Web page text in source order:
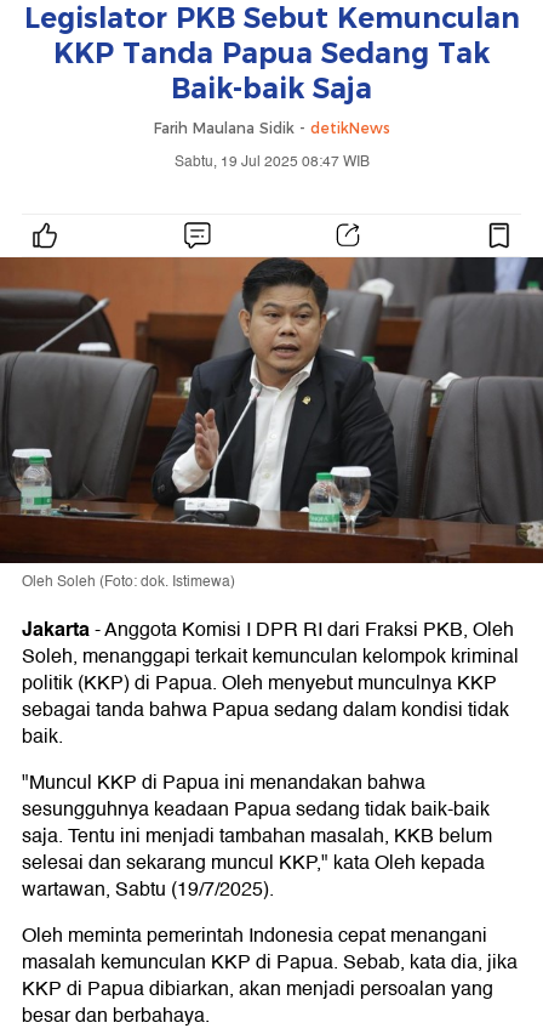
Legislator PKB Sebut Kemunculan
KKP Tanda Papua Sedang Tak
Baik-baik Saja
Farih Maulana Sidik - detikNews
Sabtu, 19 Jul 2025 08:47 WIB
Oleh Soleh (Foto: dok. Istimewa)
Jakarta-Anggota Komisi I DPR RI dari Fraksi PKB, Oleh
Soleh, menanggapi terkait kemunculan kelompok kriminal
politik (KKP) di Papua. Oleh menyebut munculnya KKP
sebagai tanda bahwa Papua sedang dalam kondisi tidak
baik.
"Muncul KKP di Papua ini menandakan bahwa
sesungguhnya keadaan Papua sedang tidak baik-baik
saja. Tentu ini menjadi tambahan masalah, KKB belum
selesai dan sekarang muncul KKP," kata Oleh kepada
wartawan, Sabtu (19/7/2025).
Oleh meminta pemerintah Indonesia cepat menangani
masalah kemunculan KKP di Papua. Sebab, kata dia, jika
KKP di Papua dibiarkan, akan menjadi persoalan yang
besar dan berbahaya.